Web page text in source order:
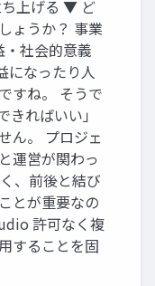
ち上げる ▼ ど
ょうか？ 事業
社会的意義
になったり人
すね。 そうで
きればいい」
ん。 プロジェ
運営が関わっ
、前後と結び
とが重要なの
許可なく複
することを固